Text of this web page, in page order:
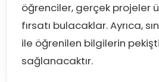
öğrenciler, gerçek projeler
fırsatı bulacaklar. Ayrıca,
ile öğrenilen bilgilerin
sağlanacaktır.